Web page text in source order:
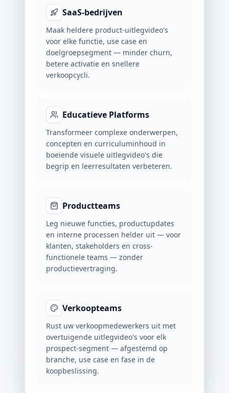
SaaS-bedrijven
Maak heldere product-uitlegvideo's
voor elke functie, use case en
doelgroepsegment — minder churn,
betere activatie en snellere
verkoopcycli.
Educatieve Platforms
Transformeer complexe onderwerpen,
concepten en curriculuminhoud in
boeiende visuele uitlegvideo's die
begrip en leerresultaten verbeteren.
Productteams
Leg nieuwe functies, productupdates
en interne processen helder uit — voor
klanten, stakeholders en cross-
functionele teams — zonder
productievertraging.
Verkoopteams
Rust uw verkoopmedewerkers uit met
overtuigende uitlegvideo's voor elk
prospect-segment — afgestemd op
branche, use case en fase in de
koopbeslissing.